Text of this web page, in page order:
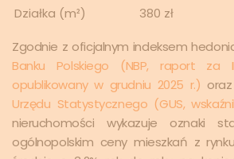
Działka (m²)
380 zł
Zgodnie z oficjalnym indeksem
Banku Polskiego (NBP, raport za
opublikowany w grudniu 2025 r.)
Urzędu Statystycznego (GUS,
nieruchomości wykazuje oznaki
ogólnopolskim ceny mieszkań z